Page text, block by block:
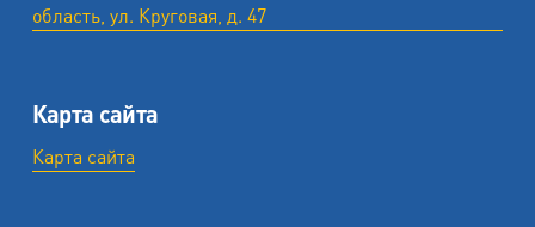
область, ул. ​Круговая, д. 47
Карта сайта
Карта сайта